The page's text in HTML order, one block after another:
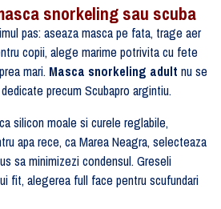
snorkeling sau scuba
pas: aseaza masca pe fata, trage aer
copii, alege marime potrivita cu fete
mari. Masca snorkeling adult nu se
precum Scubapro argintiu.
silicon moale si curele reglabile,
apa rece, ca Marea Neagra, selecteaza
sa minimizezi condensul. Greseli
fit, alegerea full face pentru scufundari